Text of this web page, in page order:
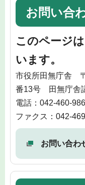
お問い合
このページは
います。
市役所田無庁舎
番13号 田無庁舎
電話：042-460-
ファクス：042-
お問い合わ